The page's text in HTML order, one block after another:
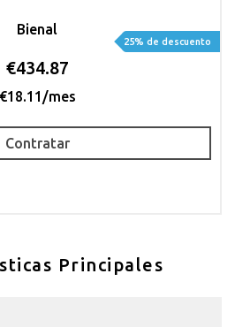
Bienal
€434.87
€18.11/mes
25% de descuento
Contratar
Principales